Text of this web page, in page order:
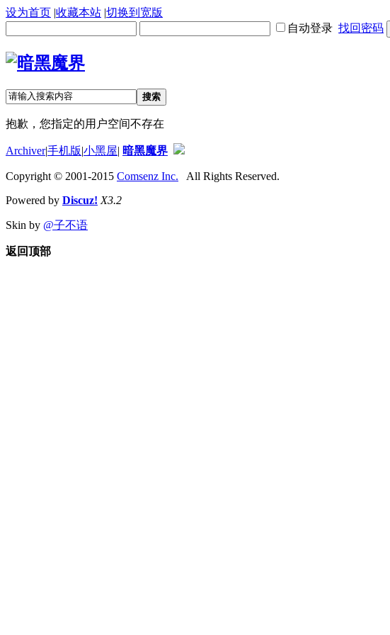
设为首页 |收藏本站 |切换到宽版
自动登录 找回密码
搜索
抱歉，您指定的用户空间不存在
Archiver|手机版|小黑屋| 暗黑魔界
Copyright © 2001-2015 Comsenz Inc. All Rights Reserved.
Powered by Discuz! X3.2
Skin by @子不语
返回顶部